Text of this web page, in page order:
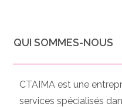
QUI SOMMES-NOUS
CTAIMA est une
services spécialisés